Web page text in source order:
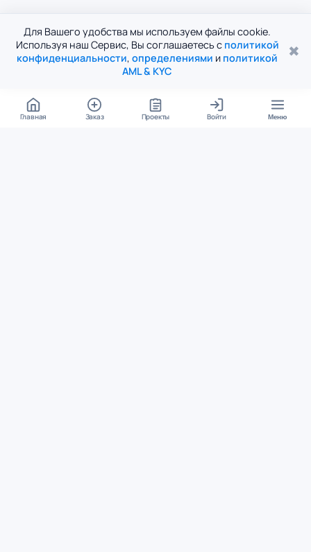
Для Вашего удобства мы используем файлы cookie.
Используя наш Сервис, Вы соглашаетесь с политикой
конфиденциальности, определениями и политикой
AML & KYC
✖
Главная Заказ Проекты Войти Меню